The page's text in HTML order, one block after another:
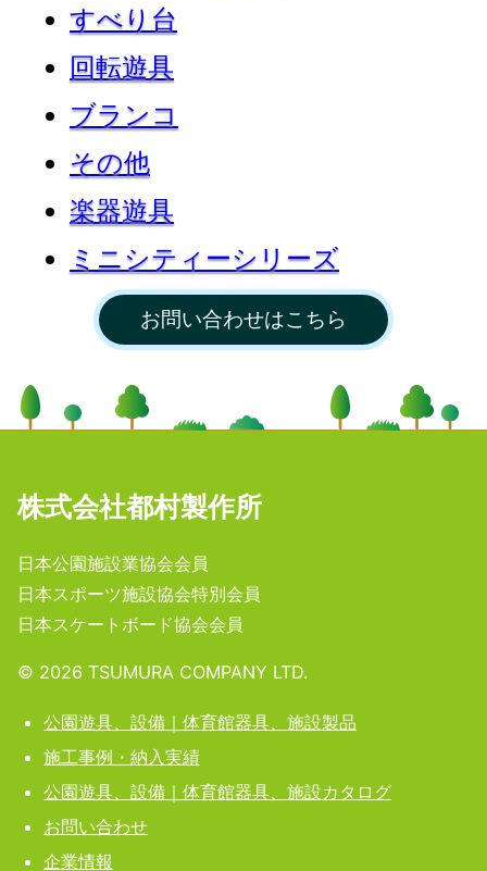
すべり台
回転遊具
ブランコ
その他
楽器遊具
ミニシティーシリーズ
お問い合わせはこちら
株式会社都村製作所
日本公園施設業協会会員
日本スポーツ施設協会特別会員
日本スケートボード協会会員
©️ 2026 TSUMURA COMPANY LTD.
公園遊具、設備｜体育館器具、施設製品
施工事例・納入実績
公園遊具、設備｜体育館器具、施設カタログ
お問い合わせ
企業情報